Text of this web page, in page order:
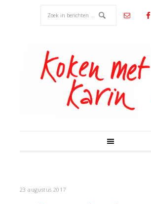
23 augustus 2017